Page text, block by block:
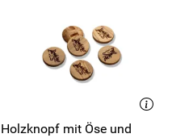
Holzknopf mit Öse und